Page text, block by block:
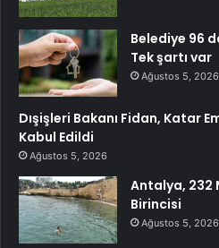
Belediye 96
Tek şartı var
Ağustos 5, 2026
Dışişleri Bakanı Fidan, Katar
Kabul Edildi
Ağustos 5, 2026
Antalya, 232
Birincisi
Ağustos 5, 2026